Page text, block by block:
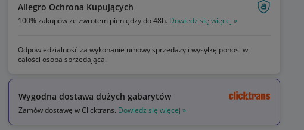
Allegro Ochrona Kupujących
100% zakupów ze zwrotem pieniędzy do 48h. Dowiedz się więcej »
Odpowiedzialność za wykonanie umowy sprzedaży i wysyłkę ponosi w
całości osoba sprzedająca.
Wygodna dostawa dużych gabarytów
Zamów dostawę w Clicktrans. Dowiedz się więcej »